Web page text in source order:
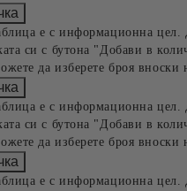
е с информационна цел.
си с бутона "Добави в
да изберете броя вноски
е с информационна цел.
си с бутона "Добави в
да изберете броя вноски
е с информационна цел.